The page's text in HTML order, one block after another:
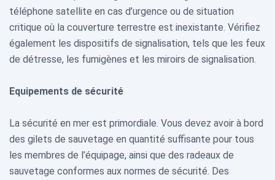
téléphone satellite en cas d’urgence ou de situation
critique où la couverture terrestre est inexistante. Vérifiez
également les dispositifs de signalisation, tels que les feux
de détresse, les fumigènes et les miroirs de signalisation.
Equipements de sécurité
La sécurité en mer est primordiale. Vous devez avoir à bord
des gilets de sauvetage en quantité suffisante pour tous
les membres de l’équipage, ainsi que des radeaux de
sauvetage conformes aux normes de sécurité. Des